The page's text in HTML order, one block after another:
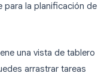
la planificación de
una vista de tablero
arrastrar tareas